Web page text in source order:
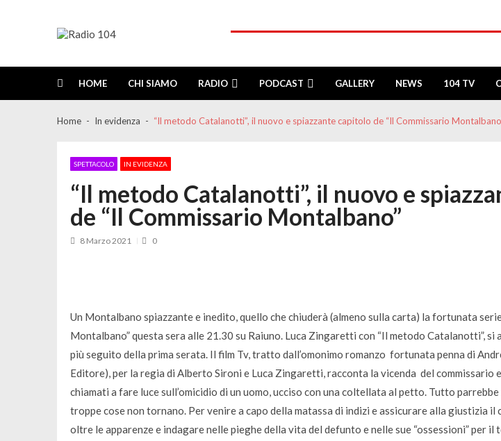
HOME CHI SIAMO RADIO PODCAST GALLERY NEWS 104 TV
Home In evidenza “Il metodo Catalanotti”, il nuovo e spiazzante capitolo de “Il Commissario
SPETTACOLO IN EVIDENZA
“Il metodo Catalanotti”, il nuovo e
de “Il Commissario Montalbano”
8 Marzo 2021 0
Un Montalbano spiazzante e inedito, quello che chiuderà (almeno sulla carta) la fortunata
Montalbano” questa sera alle 21.30 su Raiuno. Luca Zingaretti con “Il metodo Catalanotti”, si
più seguito della prima serata. Il film Tv, tratto dall’omonimo romanzo fortunata penna di
Editore), per la regia di Alberto Sironi e Luca Zingaretti, racconta la vicenda del commissario
chiamati a fare luce sull’omicidio di un uomo, ucciso con una coltellata al petto. Tutto parrebbe
troppe cose non tornano. Per venire a capo della matassa di indizi e assicurare alla giustizia il
oltre le apparenze e indagare nelle pieghe della vita del defunto e nelle sue “ossessioni” per